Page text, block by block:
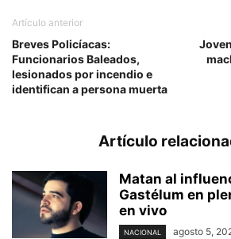
Artículo anterior
Breves Policíacas:
Funcionarios Baleados,
lesionados por incendio e
identifican a persona muerta
Artículo
Matan al
Gastélum en
en vivo
NACIONAL agosto 5,